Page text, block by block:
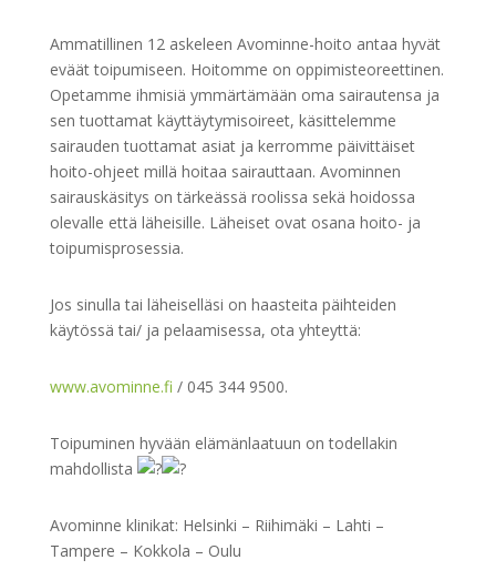
Ammatillinen 12 askeleen Avominne-hoito antaa hyvät
eväät toipumiseen. Hoitomme on oppimisteoreettinen.
Opetamme ihmisiä ymmärtämään oma sairautensa ja
sen tuottamat käyttäytymisoireet, käsittelemme
sairauden tuottamat asiat ja kerromme päivittäiset
hoito-ohjeet millä hoitaa sairauttaan. Avominnen
sairauskäsitys on tärkeässä roolissa sekä hoidossa
olevalle että läheisille. Läheiset ovat osana hoito- ja
toipumisprosessia.
Jos sinulla tai läheiselläsi on haasteita päihteiden
käytössä tai/ ja pelaamisessa, ota yhteyttä:
www.avominne.fi / 045 344 9500.
Toipuminen hyvään elämänlaatuun on todellakin
mahdollista
Avominne klinikat: Helsinki – Riihimäki – Lahti –
Tampere – Kokkola – Oulu